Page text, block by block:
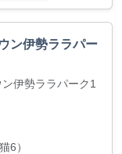
ン伊勢ララパー
伊勢ララパーク1
6）